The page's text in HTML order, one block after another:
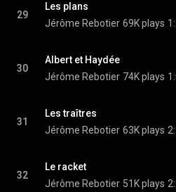
29
Les plans
Jérôme Rebotier 69K plays
30
Albert et Haydée
Jérôme Rebotier 74K plays
31
Les traîtres
Jérôme Rebotier 63K plays
32
Le racket
Jérôme Rebotier 51K plays